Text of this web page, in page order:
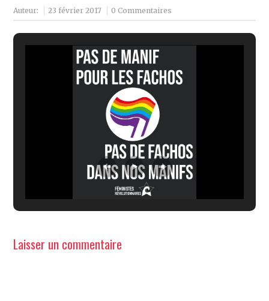
Auteur: 23 février 2017 0 Commentaires
Laisser un commentaire